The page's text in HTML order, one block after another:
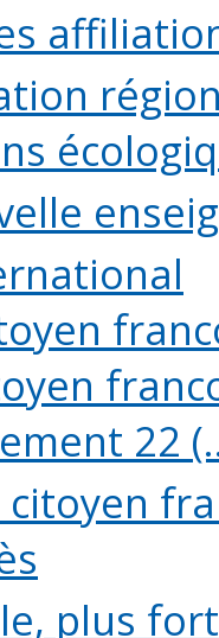
22
citoyen
plus